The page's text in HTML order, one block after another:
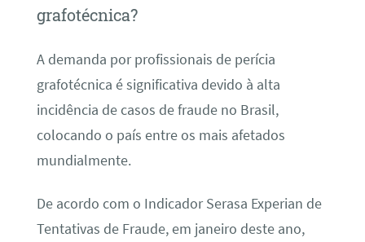
grafotécnica?
A demanda por profissionais de perícia
grafotécnica é significativa devido à alta
incidência de casos de fraude no Brasil,
colocando o país entre os mais afetados
mundialmente.
De acordo com o Indicador Serasa Experian de
Tentativas de Fraude, em janeiro deste ano,